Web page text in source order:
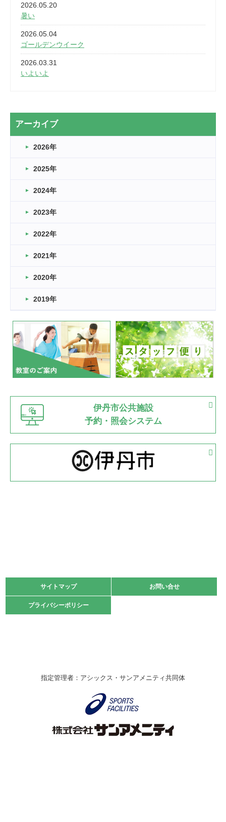
2026.05.20
暑い
2026.05.04
ゴールデンウイーク
2026.03.31
いよいよ
2026.03.20
なぎなた
2026.03.16
車いすバスケとRくんのお話
卒業・卒園の季節★
2026.03.11
緑ケ丘体育館
2022.11.03
緑ケ丘体育館
いたっぼーる大会☆彡
緑ケ丘体育館
2022.07.03
市内総合体育大会が開始
緑ケ丘体育館 猪名川運動広場
古池運動広場
2022.06.12
県知事杯争奪バレーボール大会が開催
緑ケ丘体育館
2022.05.05
体育協会長杯 バドミントン競技の部
2022.05.22
緑ケ丘体育館
2021.10.23
卓球選手権大会ラージボールの部開催☆
伊丹市総合体育大会 バレーボール大会が開催されました
なわとびイベントを開催しました！
アーカイブ
2026年
2025年
2024年
2023年
2022年
2021年
2020年
2019年
伊丹市公共施設
予約・照会システム
サイトマップ お問い合せ
プライバシーポリシー
サイトマップ お問い合せ
プライバシーポリシー
指定管理者：アシックス・サンアメニティ共同体